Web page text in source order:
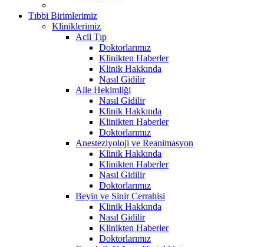
Tıbbi Birimlerimiz
Kliniklerimiz
Acil Tıp
Doktorlarımız
Klinikten Haberler
Klinik Hakkında
Nasıl Gidilir
Aile Hekimliği
Nasıl Gidilir
Klinik Hakkında
Klinikten Haberler
Doktorlarımız
Anesteziyoloji ve Reanimasyon
Klinik Hakkında
Klinikten Haberler
Nasıl Gidilir
Doktorlarımız
Beyin ve Sinir Cerrahisi
Klinik Hakkında
Nasıl Gidilir
Klinikten Haberler
Doktorlarımız